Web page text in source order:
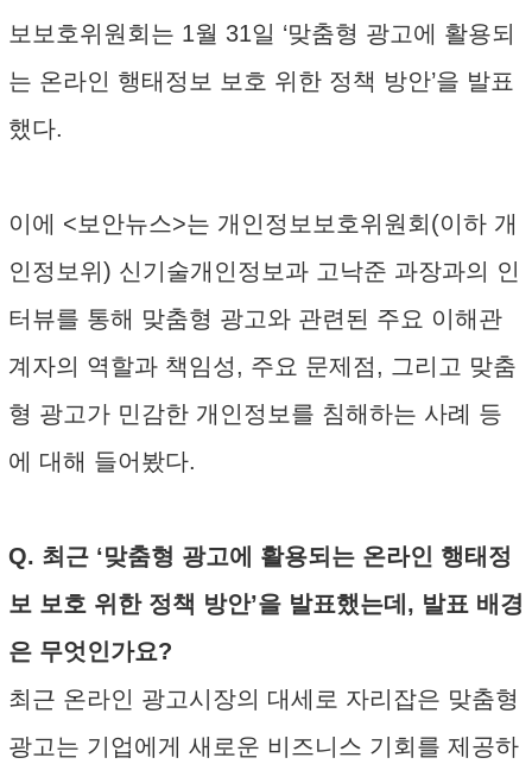
보보호위원회는 1월 31일 ‘맞춤형 광고에 활용되
는 온라인 행태정보 보호 위한 정책 방안’을 발표
했다.
이에 <보안뉴스>는 개인정보보호위원회(이하 개
인정보위) 신기술개인정보과 고낙준 과장과의 인
터뷰를 통해 맞춤형 광고와 관련된 주요 이해관
계자의 역할과 책임성, 주요 문제점, 그리고 맞춤
형 광고가 민감한 개인정보를 침해하는 사례 등
에 대해 들어봤다.
Q. 최근 ‘맞춤형 광고에 활용되는 온라인 행태정
보 보호 위한 정책 방안’을 발표했는데, 발표 배경
은 무엇인가요?
최근 온라인 광고시장의 대세로 자리잡은 맞춤형
광고는 기업에게 새로운 비즈니스 기회를 제공하